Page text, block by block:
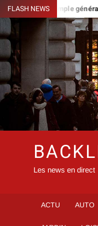
Skip
to
content
FLASH NEWS
ou simple générateur de
Les news en direct
ACTU AUTO